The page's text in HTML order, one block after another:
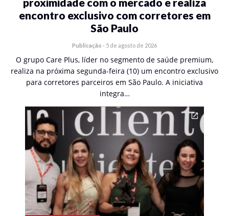
encontro exclusivo com corretores em
São Paulo
Publicação - 5 de agosto de 2026
O grupo Care Plus, líder no segmento de saúde premium,
realiza na próxima segunda-feira (10) um encontro exclusivo
para corretores parceiros em São Paulo. A iniciativa
integra…